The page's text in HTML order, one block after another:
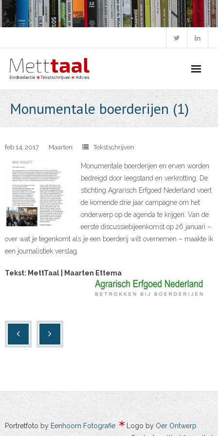
Skip
to
content
Monumentale boerderijen (1)
feb 14, 2017 Maarten Tekstschrijven
Monumentale boerderijen en erven worden
bedreigd door leegstand en verkrotting. De
stichting Agrarisch Erfgoed Nederland voert
de komende drie jaar campagne om het
onderwerp op de agenda te krijgen. Van de
eerste discussiebijeenkomst op 26 januari –
over wat je tegenkomt als je een boerderij wilt overnemen – maakte ik
een journalistiek verslag.
Tekst: MettTaal | Maarten Ettema
Portretfoto by Eenhoorn Fotografie Logo by Oer Ontwerp